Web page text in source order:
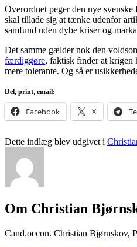
Overordnet peger den nye
skal tillade sig at tænke udenfor
samfund uden dybe kriser og
Det samme gælder nok den
færdiggøre, faktisk finder at krigen
mere tolerante. Og så er
Del, print, email:
Facebook X
Dette indlæg blev udgivet i
Om Christian
Cand.oecon. Christian Bjørnskov,